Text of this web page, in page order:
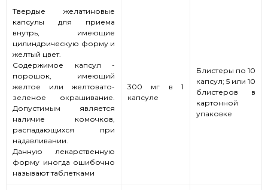
Твердые желатиновые
капсулы для приема
внутрь, имеющие
цилиндрическую форму и
желтый цвет.
Содержимое капсул -
порошок, имеющий
желтое или желтовато-
зеленое окрашивание.
Допустимым является
наличие комочков,
распадающихся при
надавливании.
Данную лекарственную
форму иногда ошибочно
называют таблетками
300 мг в 1
капсуле
Блистеры по 10
капсул; 5 или 10
блистеров в
картонной
упаковке